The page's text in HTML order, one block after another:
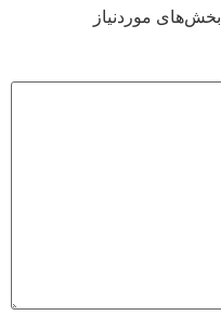
بخش‌های موردنیاز